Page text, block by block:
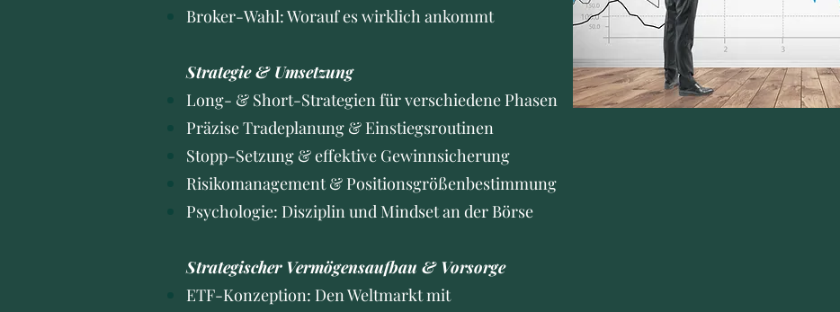
Broker-Wahl: Worauf es wirklich ankommt
Strategie & Umsetzung
Long- & Short-Strategien für verschiedene Phasen
Präzise Tradeplanung & Einstiegsroutinen
Stopp-Setzung & effektive Gewinnsicherung
Risikomanagement & Positionsgrößenbestimmung
Psychologie: Disziplin und Mindset an der Börse
Strategischer Vermögensaufbau & Vorsorge
ETF-Konzeption: Den Weltmarkt mit